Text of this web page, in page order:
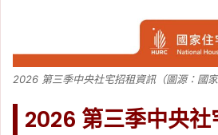
2026 第三季中央社宅招租資訊（圖源：國家
2026 第三季中央社